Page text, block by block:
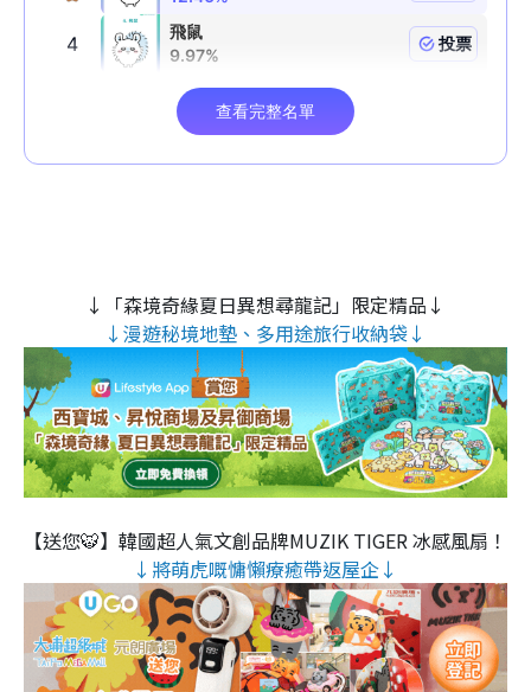
↓「森境奇緣夏日異想尋龍記」限定精品↓
↓漫遊秘境地墊、多用途旅行收納袋↓
【送您🐯】韓國超人氣文創品牌MUZIK TIGER 冰感風扇！
↓將萌虎嘅慵懶療癒帶返屋企↓